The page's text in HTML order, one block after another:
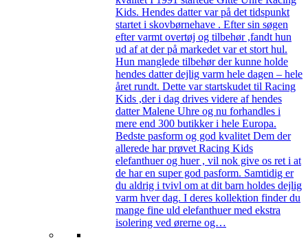
Kids. Hendes datter var på det tidspunkt
startet i skovbørnehave . Efter sin søgen
efter varmt overtøj og tilbehør ,fandt hun
ud af at der på markedet var et stort hul.
Hun manglede tilbehør der kunne holde
hendes datter dejlig varm hele dagen – hele
året rundt. Dette var startskudet til Racing
Kids ,der i dag drives videre af hendes
datter Malene Uhre og nu forhandles i
mere end 300 butikker i hele Europa.
Bedste pasform og god kvalitet Dem der
allerede har prøvet Racing Kids
elefanthuer og huer , vil nok give os ret i at
de har en super god pasform. Samtidig er
du aldrig i tvivl om at dit barn holdes dejlig
varm hver dag. I deres kollektion finder du
mange fine uld elefanthuer med ekstra
isolering ved ørerne og…